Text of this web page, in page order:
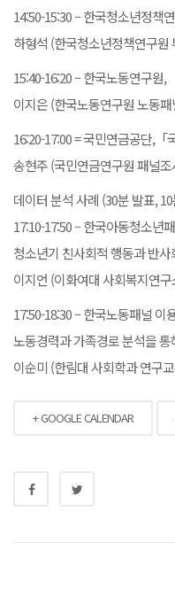
14:50-15:30 – 한국청소년정책
하형석 (한국청소년정책연구원
15:40-16:20 – 한국노동연구원,
이지은 (한국노동연구원 노동
16:20-17:00 = 국민연금공단,「
송현주 (국민연금연구원 패널
데이터 분석 사례 (30분 발표,
17:10-17:50 – 한국아동청소년
청소년기 친사회적 행동과 반
이지언 (이화여대 사회복지연
17:50-18:30 – 한국노동패널 이
노동경력과 가족경로 분석을
이순미 (한림대 사회학과 연구
+ GOOGLE CALENDAR